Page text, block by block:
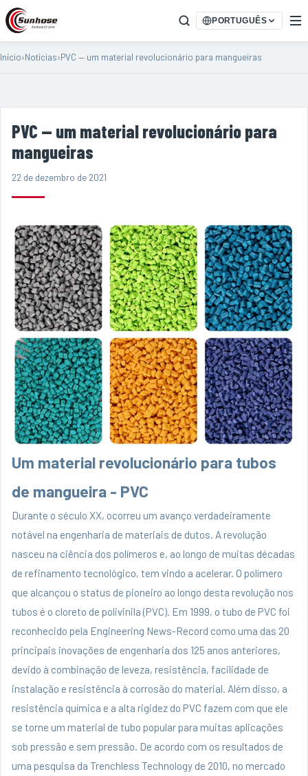
PORTUGUÊS
Início›Notícias›PVC — um material revolucionário para mangueiras
PVC — um material revolucionário para
mangueiras
22 de dezembro de 2021
Um material revolucionário para tubos
de mangueira - PVC
Durante o século XX, ocorreu um avanço verdadeiramente
notável na engenharia de materiais de dutos. A revolução
nasceu na ciência dos polímeros e, ao longo de muitas décadas
de refinamento tecnológico, tem vindo a acelerar. O polímero
que alcançou o status de pioneiro ao longo desta revolução nos
tubos é o cloreto de polivinila (PVC). Em 1999, o tubo de PVC foi
reconhecido pela Engineering News-Record como uma das 20
principais inovações de engenharia dos 125 anos anteriores,
devido à combinação de leveza, resistência, facilidade de
instalação e resistência à corrosão do material. Além disso, a
resistência química e a alta rigidez do PVC fazem com que ele
se torne um material de tubo popular para muitas aplicações
sob pressão e sem pressão. De acordo com os resultados de
uma pesquisa da Trenchless Technology de 2010, no mercado